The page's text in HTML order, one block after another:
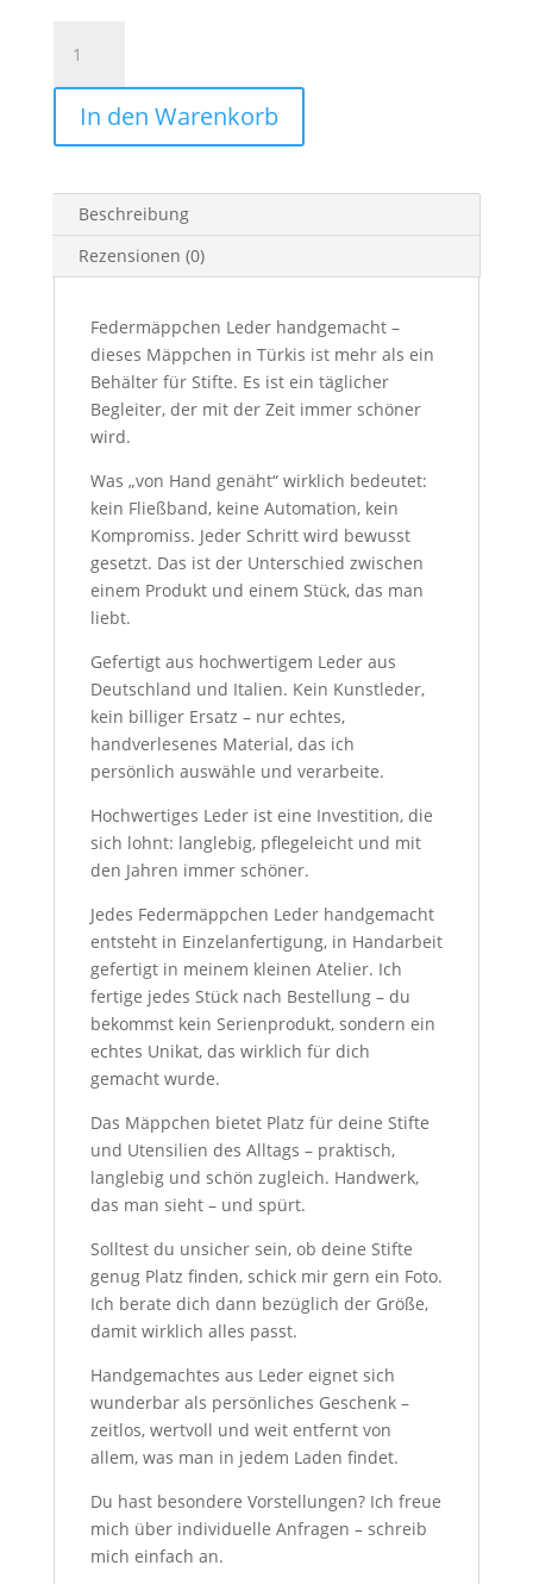
Leder
&
Stoff
„Rauten
türkis”
Menge
In den Warenkorb
Beschreibung
Rezensionen (0)
Federmäppchen Leder handgemacht –
dieses Mäppchen in Türkis ist mehr als ein
Behälter für Stifte. Es ist ein täglicher
Begleiter, der mit der Zeit immer schöner
wird.
Was „von Hand genäht“ wirklich bedeutet:
kein Fließband, keine Automation, kein
Kompromiss. Jeder Schritt wird bewusst
gesetzt. Das ist der Unterschied zwischen
einem Produkt und einem Stück, das man
liebt.
Gefertigt aus hochwertigem Leder aus
Deutschland und Italien. Kein Kunstleder,
kein billiger Ersatz – nur echtes,
handverlesenes Material, das ich
persönlich auswähle und verarbeite.
Hochwertiges Leder ist eine Investition, die
sich lohnt: langlebig, pflegeleicht und mit
den Jahren immer schöner.
Jedes Federmäppchen Leder handgemacht
entsteht in Einzelanfertigung, in Handarbeit
gefertigt in meinem kleinen Atelier. Ich
fertige jedes Stück nach Bestellung – du
bekommst kein Serienprodukt, sondern ein
echtes Unikat, das wirklich für dich
gemacht wurde.
Das Mäppchen bietet Platz für deine Stifte
und Utensilien des Alltags – praktisch,
langlebig und schön zugleich. Handwerk,
das man sieht – und spürt.
Solltest du unsicher sein, ob deine Stifte
genug Platz finden, schick mir gern ein Foto.
Ich berate dich dann bezüglich der Größe,
damit wirklich alles passt.
Handgemachtes aus Leder eignet sich
wunderbar als persönliches Geschenk –
zeitlos, wertvoll und weit entfernt von
allem, was man in jedem Laden findet.
Du hast besondere Vorstellungen? Ich freue
mich über individuelle Anfragen – schreib
mich einfach an.